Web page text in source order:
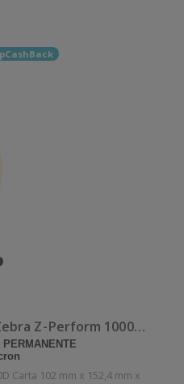
3012913-T - Etichette Zebra Z-Perform 1000D Carta
PERMANENTE
Carta 102 mm x 152,4 mm x